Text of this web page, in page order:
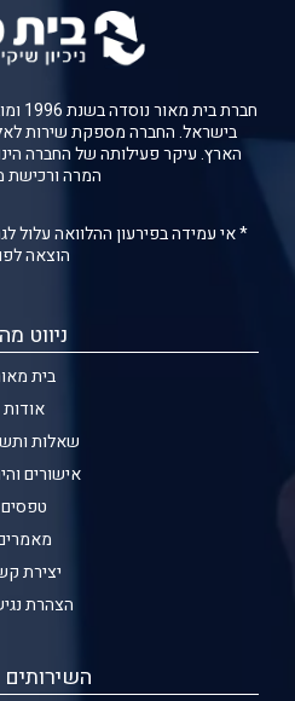
בישראל. החברה מספקת שירות
הארץ. עיקר פעילותה של החברה
המרה ורכישת
* אי עמידה בפירעון ההלוואה עלול
הוצאה
ניווט
בית
אודות
שאלות
אישורים
טפסים
יצירת
הצהרת